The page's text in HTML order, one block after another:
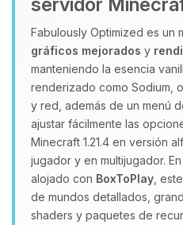
Fabulously Optimized es un
gráficos mejorados y
manteniendo la esencia
renderizado como Sodium,
y red, además de un menú
ajustar fácilmente las
Minecraft 1.21.4 en versión
jugador y en multijugador.
alojado con BoxToPlay ,
de mundos detallados,
shaders y paquetes de